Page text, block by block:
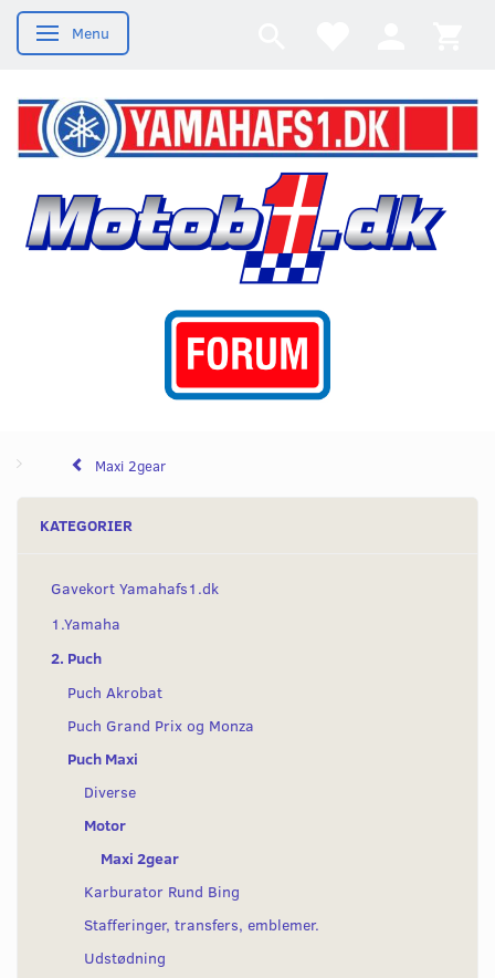
Skifte navigation
Menu
Maxi 2gear
KATEGORIER
Gavekort Yamahafs1.dk
1.Yamaha
2. Puch
Puch Akrobat
Puch Grand Prix og Monza
Puch Maxi
Diverse
Motor
Maxi 2gear
Karburator Rund Bing
Stafferinger, transfers, emblemer.
Udstødning